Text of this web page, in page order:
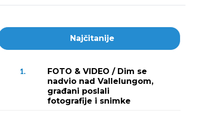
Najčitanije
1.
FOTO & VIDEO / Dim se
nadvio nad Vallelungom,
građani poslali
fotografije i snimke